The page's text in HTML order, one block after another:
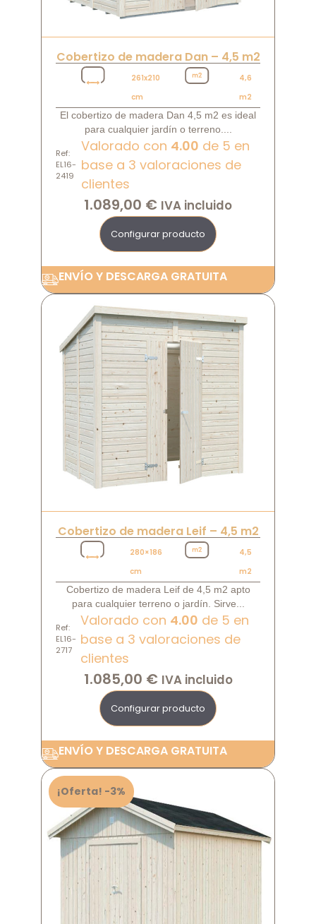
Cobertizo de madera Dan – 4,5 m2
261x210
cm
4,6
m2
El cobertizo de madera Dan 4,5 m2 es ideal
para cualquier jardín o terreno....
Ref:
EL16-
2419
Valorado con 4.00 de 5 en
base a 3 valoraciones de
clientes
1.089,00 € IVA incluido
Configurar producto
ENVÍO Y DESCARGA GRATUITA
Cobertizo de madera Leif – 4,5 m2
280×186
cm
4,5
m2
Cobertizo de madera Leif de 4,5 m2 apto
para cualquier terreno o jardín. Sirve...
Ref:
EL16-
2717
Valorado con 4.00 de 5 en
base a 3 valoraciones de
clientes
1.085,00 € IVA incluido
Configurar producto
ENVÍO Y DESCARGA GRATUITA
¡Oferta! -3%